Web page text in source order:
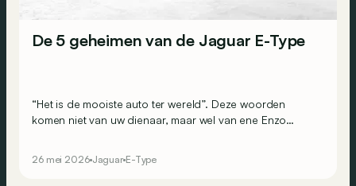
De 5 geheimen van de Jaguar E-Type
“Het is de mooiste auto ter wereld”. Deze woorden
komen niet van uw dienaar, maar wel van ene Enzo
voor het eerst te zien was. We blikken terug op een van
26 mei 2026 Jaguar E-Type